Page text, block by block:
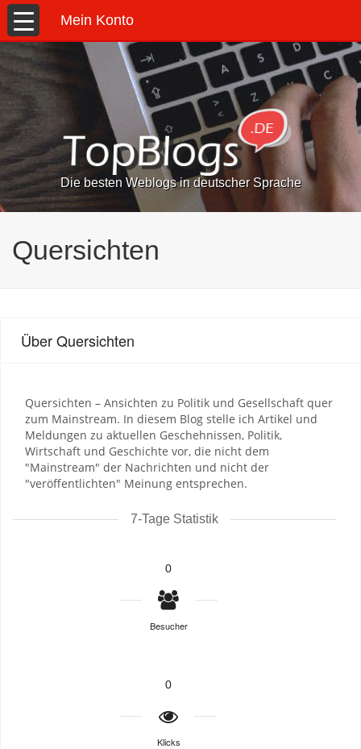
Mein Konto
Die besten Weblogs in deutscher Sprache
Quersichten
Über Quersichten
Quersichten – Ansichten zu Politik und Gesellschaft quer
zum Mainstream. In diesem Blog stelle ich Artikel und
Meldungen zu aktuellen Geschehnissen, Politik,
Wirtschaft und Geschichte vor, die nicht dem
"Mainstream" der Nachrichten und nicht der
"veröffentlichten" Meinung entsprechen.
7-Tage Statistik
0
Besucher
0
Klicks